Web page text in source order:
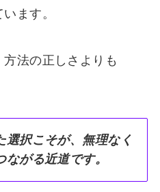
ます。
法の正しさよりも
選択こそが、無理なく
がる近道です。